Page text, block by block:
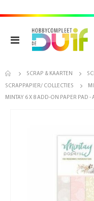
Toggle
SCRAP & KAARTEN
SCRAPPAPIER/ COLLECTIES
MINTAY 6 X 8 ADD-ON PAPER PAD -